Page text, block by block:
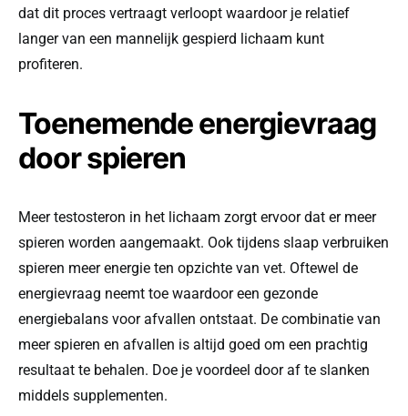
dat dit proces vertraagt verloopt waardoor je relatief
langer van een mannelijk gespierd lichaam kunt
profiteren.
Toenemende energievraag
door spieren
Meer testosteron in het lichaam zorgt ervoor dat er meer
spieren worden aangemaakt. Ook tijdens slaap verbruiken
spieren meer energie ten opzichte van vet. Oftewel de
energievraag neemt toe waardoor een gezonde
energiebalans voor afvallen ontstaat. De combinatie van
meer spieren en afvallen is altijd goed om een prachtig
resultaat te behalen. Doe je voordeel door af te slanken
middels supplementen.